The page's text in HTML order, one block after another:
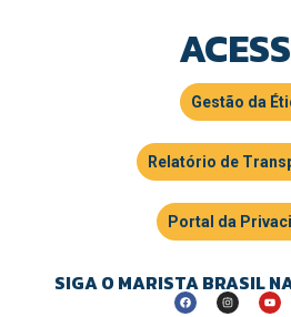
Gestão da
Relatório de
Portal da
SIGA O MARISTA BRASIL